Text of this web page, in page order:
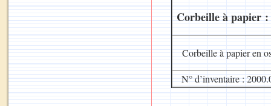
Corbeille à papier :
Corbeille à papier en
N° d’inventaire :